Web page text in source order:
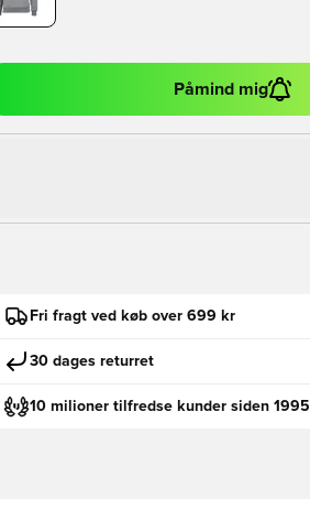
Påmind mig
Fri fragt ved køb over 699 kr
30 dages returret
10 milioner tilfredse kunder siden 1995